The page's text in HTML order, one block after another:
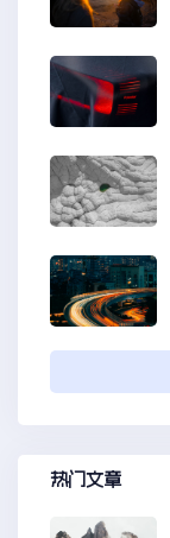
热门文章